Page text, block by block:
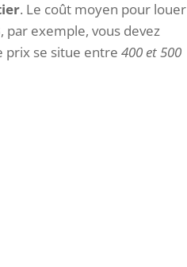
. Le coût moyen pour louer
par exemple, vous devez
prix se situe entre 400 et 500